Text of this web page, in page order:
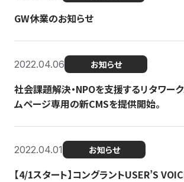
GW休業のお知らせ
2022.04.06 お知らせ
社会課題解決・NPOを支援するリタワー
ムページ専用の新CMSを提供開始。
2022.04.01 お知らせ
【4/1スタート】コングラントUSER’S